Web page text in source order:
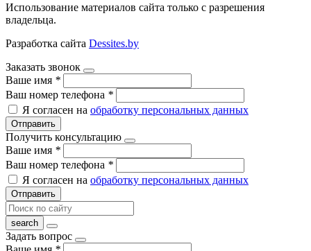
Использование материалов сайта только с разрешения
владельца.
Разработка сайта Dessites.by
Заказать звонок
Ваше имя *
Ваш номер телефона *
Я согласен на обработку персональных данных
Отправить
Получить консультацию
Ваше имя *
Ваш номер телефона *
Я согласен на обработку персональных данных
Отправить
Задать вопрос